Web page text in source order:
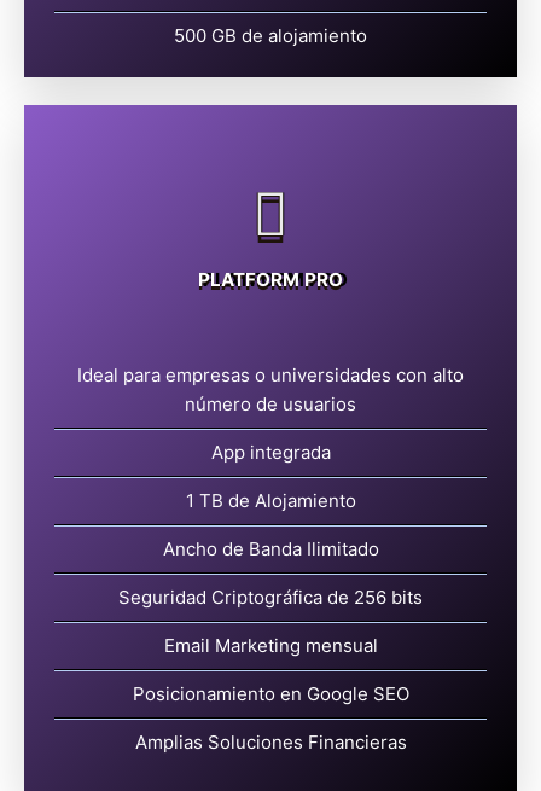
500 GB de alojamiento
PLATFORM PRO
Ideal para empresas o universidades con alto
número de usuarios
App integrada
1 TB de Alojamiento
Ancho de Banda Ilimitado
Seguridad Criptográfica de 256 bits
Email Marketing mensual
Posicionamiento en Google SEO
Amplias Soluciones Financieras
MXN$24799
ADQUIRIR